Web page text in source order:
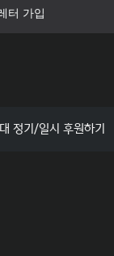
터 가입
정기/일시 후원하기